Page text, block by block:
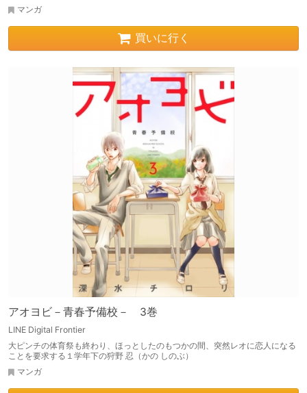
マンガ
買いに行く
アオヨビ－青春予備校－ 3巻
LINE Digital Frontier
大ピンチの体育祭も終わり、ほっとしたのもつかの間、突然レオに恋人になる
ことを要求する１学年下の狩野 忍（かの しのぶ）
マンガ